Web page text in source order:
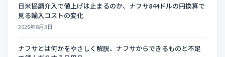
日米協調介入で値上げは止まるのか、ナフサ844ドルの円換算で
見る輸入コストの変化
2026年8月3日
ナフサとは何かをやさしく解説、ナフサからできるものと不足